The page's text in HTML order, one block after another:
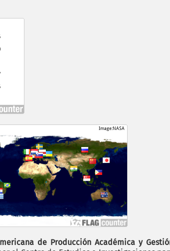
de Producción Académica y